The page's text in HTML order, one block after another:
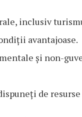
inclusiv
avantajoase.
și non-
de